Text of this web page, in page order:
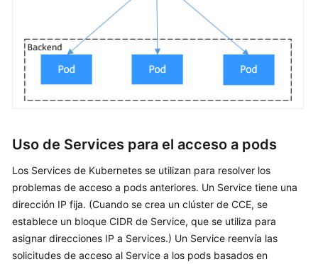
Container
Network
general
ClusterIP
NodePort
Uso de Services para el acceso a pods
Los Services de Kubernetes se utilizan para resolver los
problemas de acceso a pods anteriores. Un Service tiene una
dirección IP fija. (Cuando se crea un clúster de CCE, se
establece un bloque CIDR de Service, que se utiliza para
asignar direcciones IP a Services.) Un Service reenvía las
solicitudes de acceso al Service a los pods basados en